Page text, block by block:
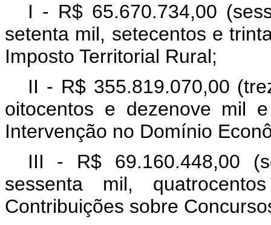
I - R$ 65.670.734,00
setenta mil, setecentos e
Imposto Territorial Rural;
II - R$ 355.819.070,00
oitocentos e dezenove mil
Intervenção no Domínio
III - R$ 69.160.448,00
sessenta mil,
Contribuições sobre